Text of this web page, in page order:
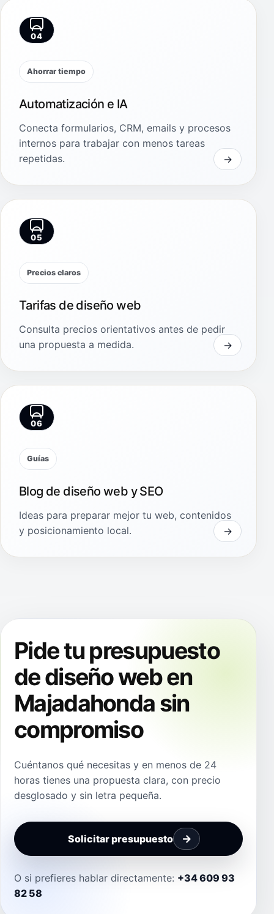
04
Ahorrar tiempo
Automatización e IA
Conecta formularios, CRM, emails y procesos
internos para trabajar con menos tareas
repetidas.
05
Precios claros
Tarifas de diseño web
Consulta precios orientativos antes de pedir
una propuesta a medida.
06
Guías
Blog de diseño web y SEO
Ideas para preparar mejor tu web, contenidos
y posicionamiento local.
Pide tu presupuesto
de diseño web en
Majadahonda sin
compromiso
Cuéntanos qué necesitas y en menos de 24
horas tienes una propuesta clara, con precio
desglosado y sin letra pequeña.
Solicitar presupuesto
O si prefieres hablar directamente: +34 609 93
82 58